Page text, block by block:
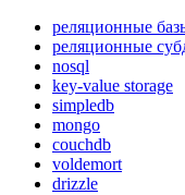
реляционные
реляционные
nosql
key-value storage
simpledb
mongo
couchdb
voldemort
drizzle